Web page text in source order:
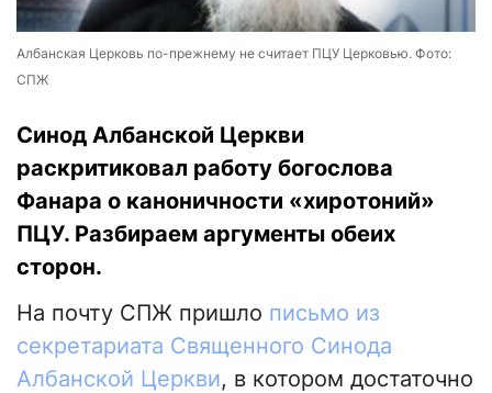
Албанская Церковь по-прежнему не считает ПЦУ Церковью. Фото:
СПЖ
Синод Албанской Церкви
раскритиковал работу богослова
Фанара о каноничности «хиротоний»
ПЦУ. Разбираем аргументы обеих
сторон.
На почту СПЖ пришло письмо из
секретариата Священного Синода
Албанской Церкви, в котором достаточно